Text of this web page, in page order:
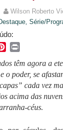
Wilson Roberto
Série/
Pinterest
têm agora a
o poder, se
cada vez
acima das
céus.